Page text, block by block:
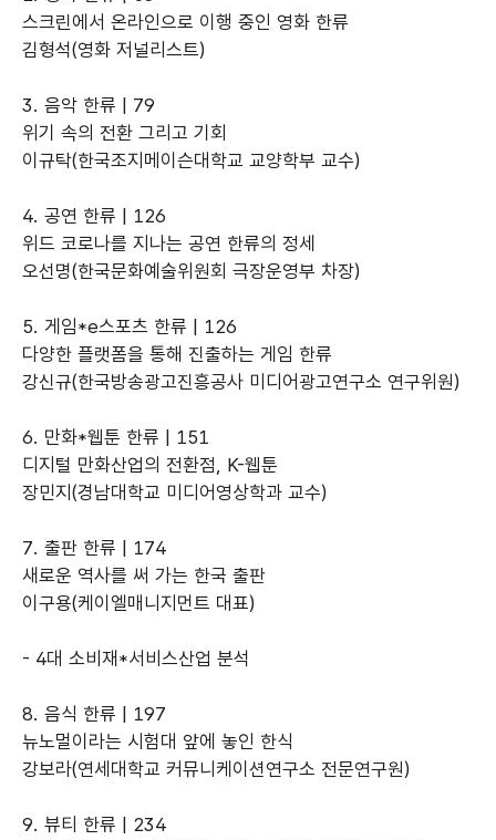
스크린에서 온라인으로 이행 중인 영화 한류
김형석(영화 저널리스트)
3. 음악 한류 | 79
위기 속의 전환 그리고 기회
이규탁(한국조지메이슨대학교 교양학부 교수)
4. 공연 한류 | 126
위드 코로나를 지나는 공연 한류의 정세
오선명(한국문화예술위원회 극장운영부 차장)
5. 게임*e스포츠 한류 | 126
다양한 플랫폼을 통해 진출하는 게임 한류
강신규(한국방송광고진흥공사 미디어광고연구소 연구위원)
6. 만화*웹툰 한류 | 151
디지털 만화산업의 전환점, K-웹툰
장민지(경남대학교 미디어영상학과 교수)
7. 출판 한류 | 174
새로운 역사를 써 가는 한국 출판
이구용(케이엘매니지먼트 대표)
- 4대 소비재*서비스산업 분석
8. 음식 한류 | 197
뉴노멀이라는 시험대 앞에 놓인 한식
강보라(연세대학교 커뮤니케이션연구소 전문연구원)
9. 뷰티 한류 | 234